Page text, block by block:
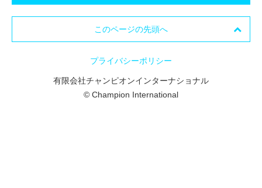
このページの先頭へ
プライバシーポリシー
有限会社チャンピオンインターナショナル
© Champion International